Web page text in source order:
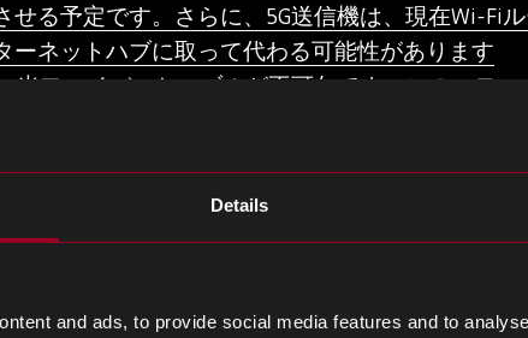
Details
and ads, to provide social media features and to
る予定です。さらに、5G送信機は、現在Wi-Fi
ーネットハブに取って代わる可能性があります
光ファイバーケーブルが不可欠です。このスモ
するために、重要な光ファイバーケーブルバック
ケーション数の増加
れて、さまざまな業界で多くの使用例が特定され
配信に光ファイバーを使用してきました。将来
、創傷と腫瘍治療の治癒を促進する可能性がある